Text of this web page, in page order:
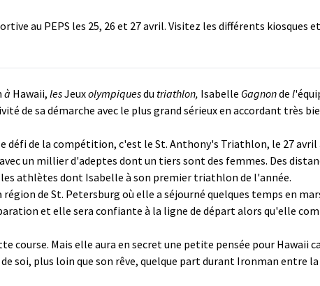
au PEPS les 25, 26 et 27 avril. Visitez les différents
à Hawaii, lesJeuxolympiquesdu triathlon, Isabelle Gagnonde l
de sa démarche avec le plus grand sérieux en accordant très
défi de la compétition, c'est le St. Anthony's Triathlon, le 27 avril
un millier d'adeptes dont un tiers sont des femmes. Des
athlètes dont Isabelle à son premier triathlon de l'année.
de St. Petersburg où elle a séjourné quelques temps en
et elle sera confiante à la ligne de départ alors qu'elle
course. Mais elle aura en secret une petite pensée pour
soi, plus loin que son rêve, quelque part durant Ironman entre